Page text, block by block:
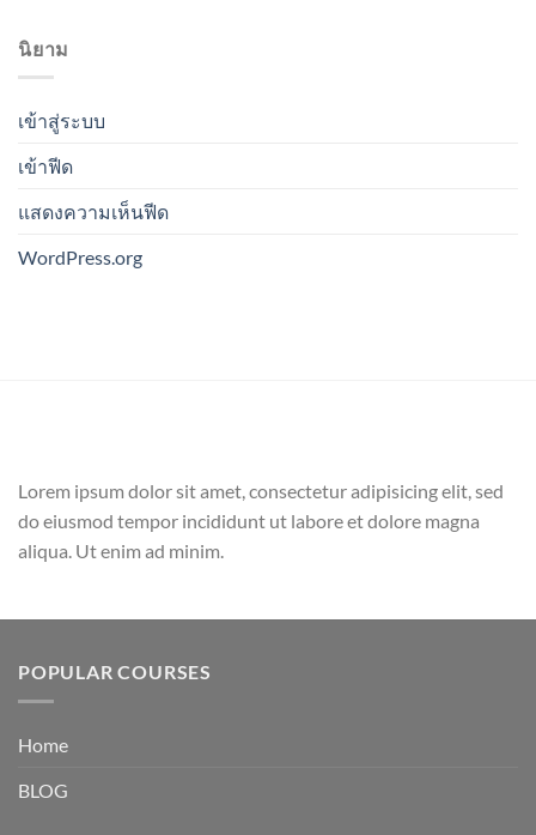
นิยาม
เข้าสู่ระบบ
เข้าฟีด
แสดงความเห็นฟีด
WordPress.org
Lorem ipsum dolor sit amet, consectetur adipisicing elit, sed
do eiusmod tempor incididunt ut labore et dolore magna
aliqua. Ut enim ad minim.
POPULAR COURSES
Home
BLOG